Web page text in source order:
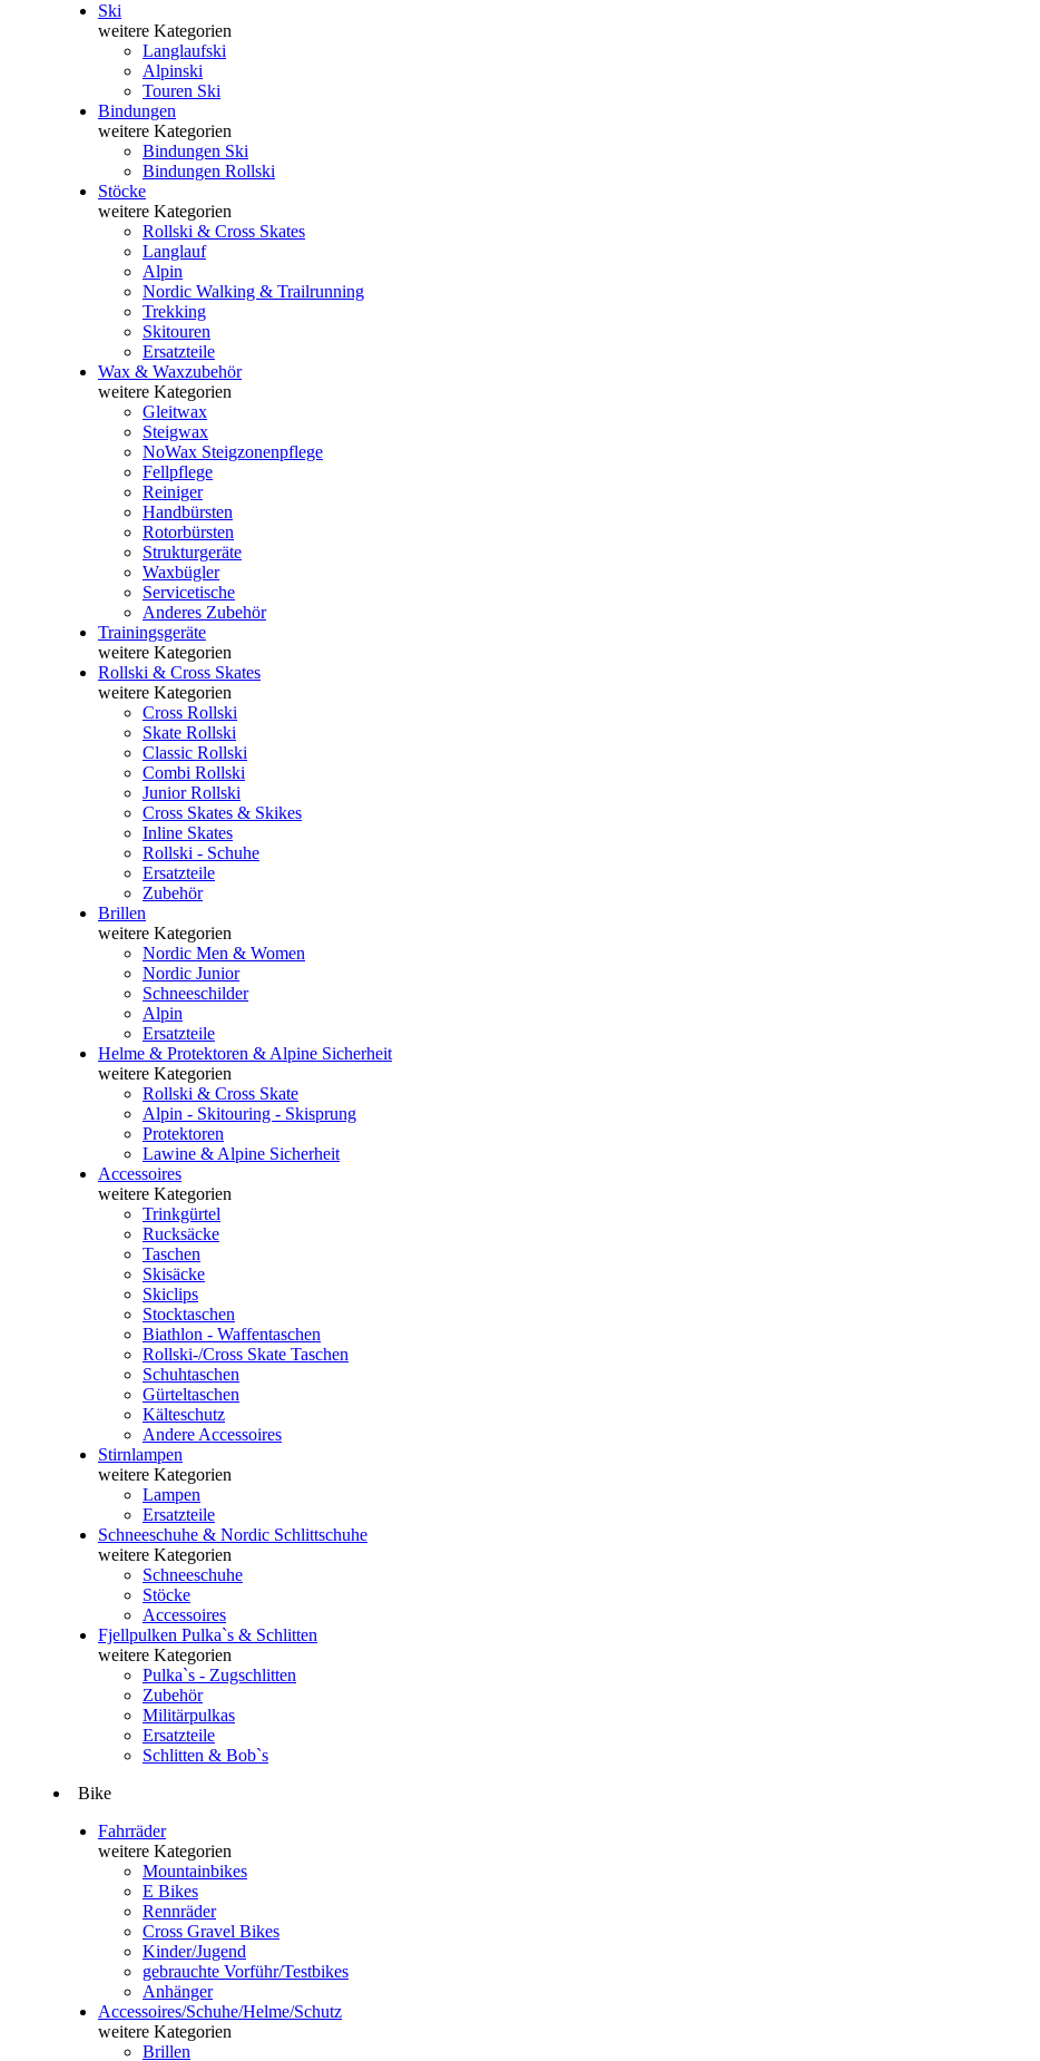
Ski
weitere Kategorien
Langlaufski
Alpinski
Touren Ski
Bindungen
weitere Kategorien
Bindungen Ski
Bindungen Rollski
Stöcke
weitere Kategorien
Rollski & Cross Skates
Langlauf
Alpin
Nordic Walking & Trailrunning
Trekking
Skitouren
Ersatzteile
Wax & Waxzubehör
weitere Kategorien
Gleitwax
Steigwax
NoWax Steigzonenpflege
Fellpflege
Reiniger
Handbürsten
Rotorbürsten
Strukturgeräte
Waxbügler
Servicetische
Anderes Zubehör
Trainingsgeräte
weitere Kategorien
Rollski & Cross Skates
weitere Kategorien
Cross Rollski
Skate Rollski
Classic Rollski
Combi Rollski
Junior Rollski
Cross Skates & Skikes
Inline Skates
Rollski - Schuhe
Ersatzteile
Zubehör
Brillen
weitere Kategorien
Nordic Men & Women
Nordic Junior
Schneeschilder
Alpin
Ersatzteile
Helme & Protektoren & Alpine Sicherheit
weitere Kategorien
Rollski & Cross Skate
Alpin - Skitouring - Skisprung
Protektoren
Lawine & Alpine Sicherheit
Accessoires
weitere Kategorien
Trinkgürtel
Rucksäcke
Taschen
Skisäcke
Skiclips
Stocktaschen
Biathlon - Waffentaschen
Rollski-/Cross Skate Taschen
Schuhtaschen
Gürteltaschen
Kälteschutz
Andere Accessoires
Stirnlampen
weitere Kategorien
Lampen
Ersatzteile
Schneeschuhe & Nordic Schlittschuhe
weitere Kategorien
Schneeschuhe
Stöcke
Accessoires
Fjellpulken Pulka`s & Schlitten
weitere Kategorien
Pulka`s - Zugschlitten
Zubehör
Militärpulkas
Ersatzteile
Schlitten & Bob`s
Bike
Fahrräder
weitere Kategorien
Mountainbikes
E Bikes
Rennräder
Cross Gravel Bikes
Kinder/Jugend
gebrauchte Vorführ/Testbikes
Anhänger
Accessoires/Schuhe/Helme/Schutz
weitere Kategorien
Brillen